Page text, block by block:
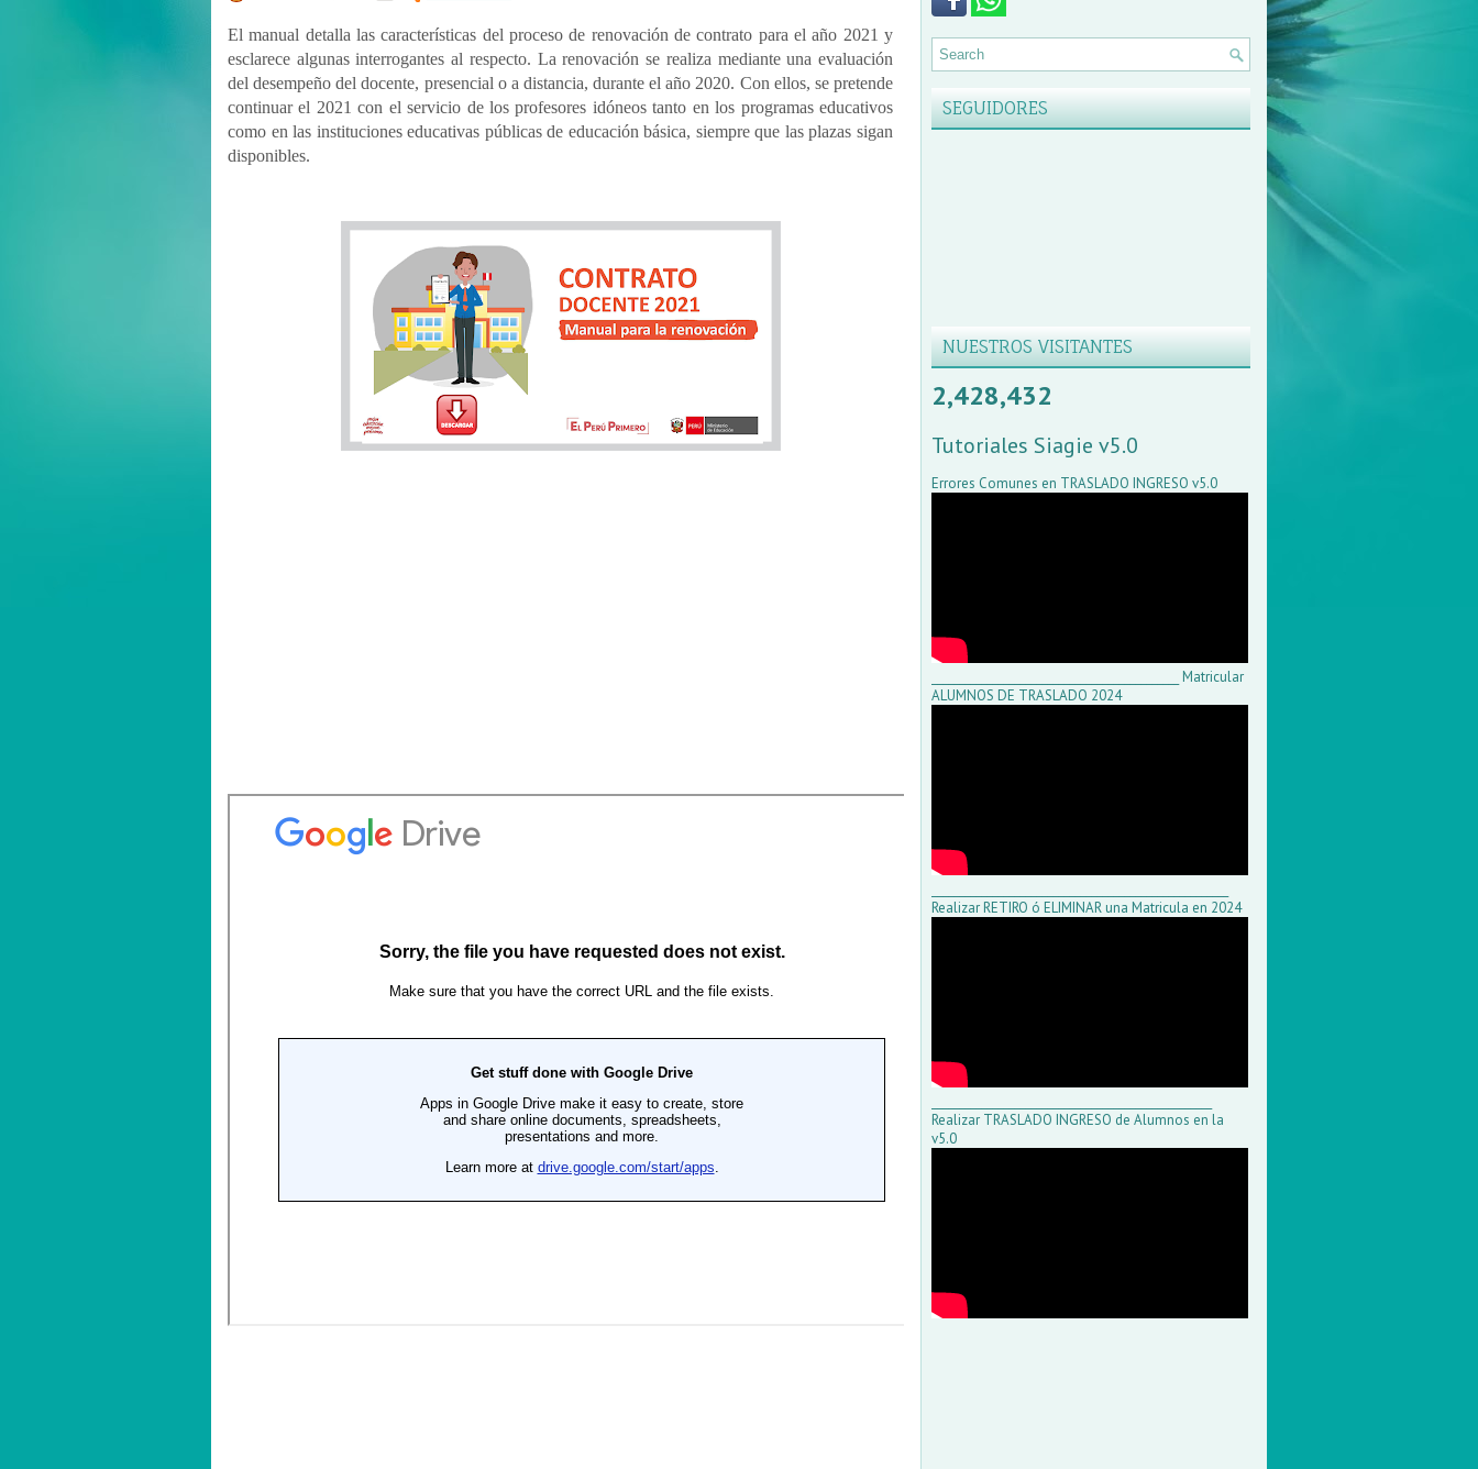
El manual detalla las características del proceso de renovación de contrato para el año 2021 y
esclarece algunas interrogantes al respecto. La renovación se realiza mediante una evaluación
del desempeño del docente, presencial o a distancia, durante el año 2020. Con ellos, se pretende
continuar el 2021 con el servicio de los profesores idóneos tanto en los programas educativos
como en las instituciones educativas públicas de educación básica, siempre que las plazas sigan
disponibles.
SEGUIDORES
NUESTROS VISITANTES
2,428,432
Tutoriales Siagie v5.0
Errores Comunes en TRASLADO INGRESO v5.0
_____________________________________________ Matricular
ALUMNOS DE TRASLADO 2024
Realizar RETIRO ó ELIMINAR una Matricula en 2024
Realizar TRASLADO INGRESO de Alumnos en la
v5.0